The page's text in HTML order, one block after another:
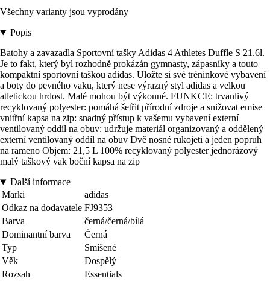
Všechny varianty jsou vyprodány
Popis
Batohy a zavazadla Sportovní tašky Adidas 4 Athletes Duffle S 21.6l.
Je to fakt, který byl rozhodně prokázán gymnasty, zápasníky a touto
kompaktní sportovní taškou adidas. Uložte si své tréninkové vybavení
a boty do pevného vaku, který nese výrazný styl adidas a velkou
atletickou hrdost. Malé mohou být výkonné. FUNKCE: trvanlivý
recyklovaný polyester: pomáhá šetřit přírodní zdroje a snižovat emise
vnitřní kapsa na zip: snadný přístup k vašemu vybavení externí
ventilovaný oddíl na obuv: udržuje materiál organizovaný a oddělený
externí ventilovaný oddíl na obuv Dvě nosné rukojeti a jeden popruh
na rameno Objem: 21,5 L 100% recyklovaný polyester jednorázový
malý taškový vak boční kapsa na zip
Další informace
Marki
adidas
Odkaz na dodavatele FJ9353
Barva
černá/černá/bílá
Dominantní barva
Černá
Typ
Smíšené
Věk
Dospělý
Rozsah
Essentials